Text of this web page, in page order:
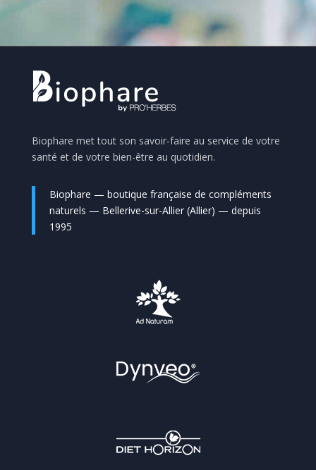
Biophare met tout son savoir-faire au service de votre
santé et de votre bien-être au quotidien.
Biophare — boutique française de compléments
naturels — Bellerive-sur-Allier (Allier) — depuis
1995